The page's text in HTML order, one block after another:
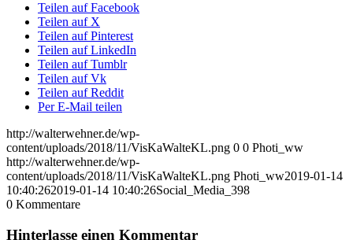
Teilen auf Facebook
Teilen auf X
Teilen auf Pinterest
Teilen auf LinkedIn
Teilen auf Tumblr
Teilen auf Vk
Teilen auf Reddit
Per E-Mail teilen
http://walterwehner.de/wp-
content/uploads/2018/11/VisKaWalteKL.png 0 0 Photi_ww
http://walterwehner.de/wp-
content/uploads/2018/11/VisKaWalteKL.png Photi_ww2019-01-14
10:40:262019-01-14 10:40:26Social_Media_398
0 Kommentare
Hinterlasse einen Kommentar